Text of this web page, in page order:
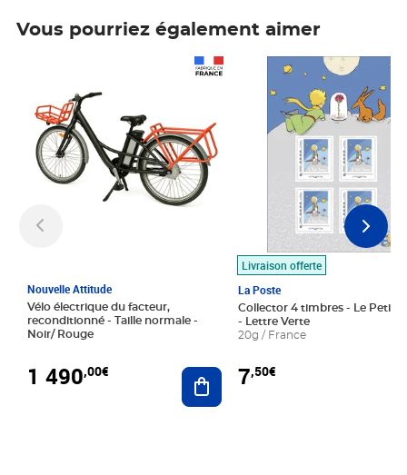
Vous pourriez également aimer
Nouvelle Attitude
Vélo électrique du facteur,
reconditionné - Taille normale -
Noir/ Rouge
1 490,00€ Ajouter au panier
Livraison offerte
La Poste
Collector 4 timbres - Le Petit
- Lettre Verte
20g / France
7,50€
Prix 7,50€